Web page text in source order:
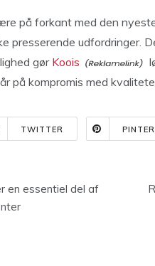
på forkant med den
presserende udfordringer.
gør Koois
på kompromis med
TWITTER
en essentiel del af